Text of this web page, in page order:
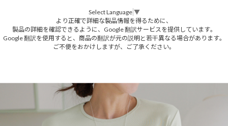
Select Language ▼
より正確で詳細な製品情報を得るために、
製品の詳細を確認できるように、Google 翻訳サービスを提供しています。
Google 翻訳を使用すると、商品の翻訳が元の説明と若干異なる場合があります。
ご不便をおかけしますが、ご了承ください。